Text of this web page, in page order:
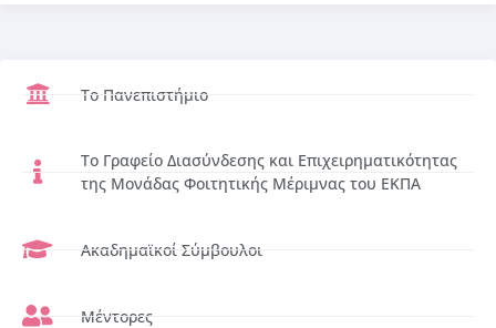
Το Πανεπιστήμιο
Το Γραφείο Διασύνδεσης και Επιχειρηματικότητας
της Μονάδας Φοιτητικής Μέριμνας του ΕΚΠΑ
Ακαδημαϊκοί Σύμβουλοι
Μέντορες